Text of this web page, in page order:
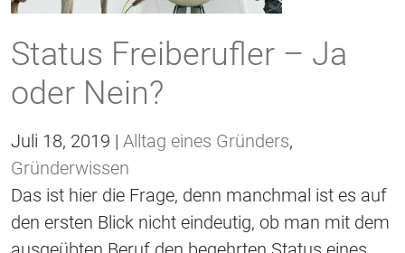
Status Freiberufler – Ja
oder Nein?
Juli 18, 2019 | Alltag eines Gründers,
Gründerwissen
Das ist hier die Frage, denn manchmal ist es auf
den ersten Blick nicht eindeutig, ob man mit dem